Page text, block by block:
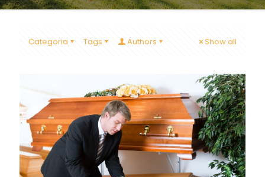
Categoria Tags Authors Show all